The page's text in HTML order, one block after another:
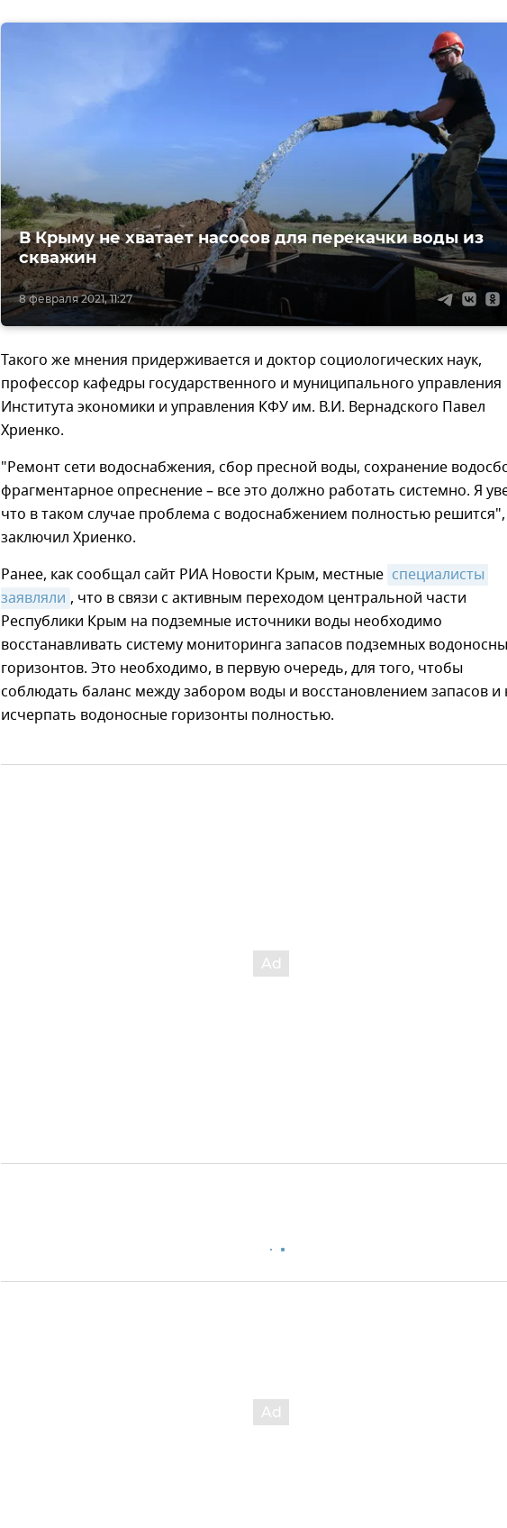
8 февраля 2021, 11:27
В Крыму не хватает насосов для перекачки воды из
скважин
Такого же мнения придерживается и доктор социологических наук,
профессор кафедры государственного и муниципального управления
Института экономики и управления КФУ им. В.И. Вернадского Павел
Хриенко.
"Ремонт сети водоснабжения, сбор пресной воды, сохранение
фрагментарное опреснение – все это должно работать системно. Я
что в таком случае проблема с водоснабжением полностью
заключил Хриенко.
Ранее, как сообщал сайт РИА Новости Крым, местные специалисты
заявляли , что в связи с активным переходом центральной части
Республики Крым на подземные источники воды необходимо
восстанавливать систему мониторинга запасов подземных
горизонтов. Это необходимо, в первую очередь, для того, чтобы
соблюдать баланс между забором воды и восстановлением запасов и
исчерпать водоносные горизонты полностью.